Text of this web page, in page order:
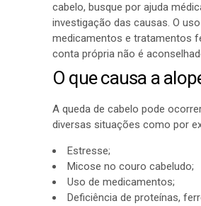
cabelo, busque por ajuda
investigação das causas. O
medicamentos e tratamentos
conta própria não é
O que causa a
A queda de cabelo pode
diversas situações como por
Estresse;
Micose no couro cabeludo;
Uso de medicamentos;
Deficiência de proteínas,